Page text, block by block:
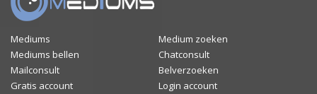
Mediums
Medium zoeken
Mediums bellen
Chatconsult
Mailconsult
Belverzoeken
Gratis account
Login account